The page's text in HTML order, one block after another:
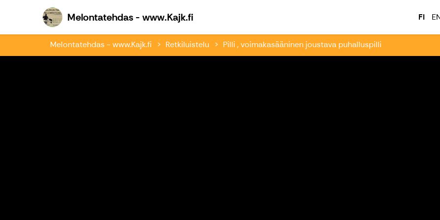
Melontatehdas - www.Kajk.fi FI
Melontatehdas - www.Kajk.fi Retkiluistelu Pilli , voimakasääninen joustava puhalluspilli